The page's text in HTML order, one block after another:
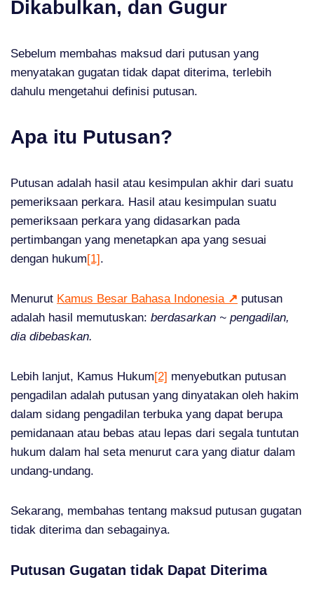
Dikabulkan, dan Gugur
Sebelum membahas maksud dari putusan yang
menyatakan gugatan tidak dapat diterima, terlebih
dahulu mengetahui definisi putusan.
Apa itu Putusan?
Putusan adalah hasil atau kesimpulan akhir dari suatu
pemeriksaan perkara. Hasil atau kesimpulan suatu
pemeriksaan perkara yang didasarkan pada
pertimbangan yang menetapkan apa yang sesuai
dengan hukum[1].
Menurut Kamus Besar Bahasa Indonesia ↗ putusan
adalah hasil memutuskan: berdasarkan ~ pengadilan,
dia dibebaskan.
Lebih lanjut, Kamus Hukum[2] menyebutkan putusan
pengadilan adalah putusan yang dinyatakan oleh hakim
dalam sidang pengadilan terbuka yang dapat berupa
pemidanaan atau bebas atau lepas dari segala tuntutan
hukum dalam hal seta menurut cara yang diatur dalam
undang-undang.
Sekarang, membahas tentang maksud putusan gugatan
tidak diterima dan sebagainya.
Putusan Gugatan tidak Dapat Diterima